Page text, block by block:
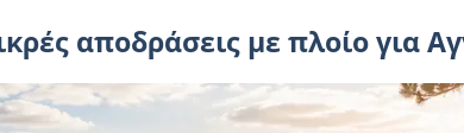
αποδράσεις με πλοίο για